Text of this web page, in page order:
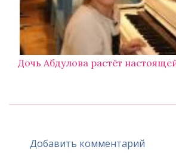
Дочь Абдулова растёт
Добавить комментарий